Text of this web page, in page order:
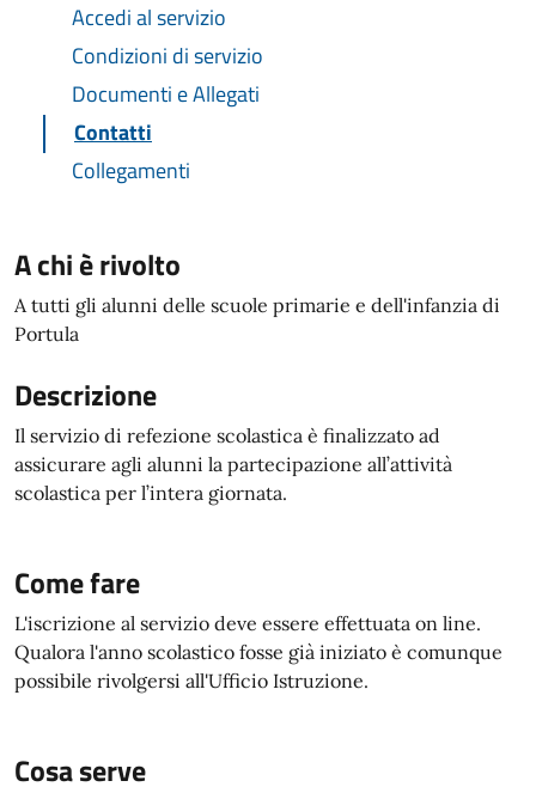
Accedi al servizio
Condizioni di servizio
Documenti e Allegati
Contatti
Collegamenti
A chi è rivolto
A tutti gli alunni delle scuole primarie e dell'infanzia di
Portula
Descrizione
Il servizio di refezione scolastica è finalizzato ad
assicurare agli alunni la partecipazione all’attività
scolastica per l’intera giornata.
Come fare
L'iscrizione al servizio deve essere effettuata on line.
Qualora l'anno scolastico fosse già iniziato è comunque
possibile rivolgersi all'Ufficio Istruzione.
Cosa serve